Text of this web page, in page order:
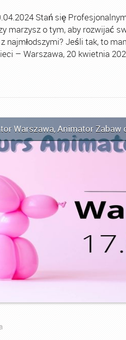
Stań się
marzysz o tym, aby rozwijać
najmłodszymi? Jeśli tak, to
– Warszawa, 20 kwietnia
Warszawa,Animator Zabaw